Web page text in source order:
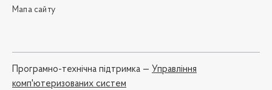
Мапа сайту
Програмно-технічна підтримка — Управління
комп'ютеризованих систем